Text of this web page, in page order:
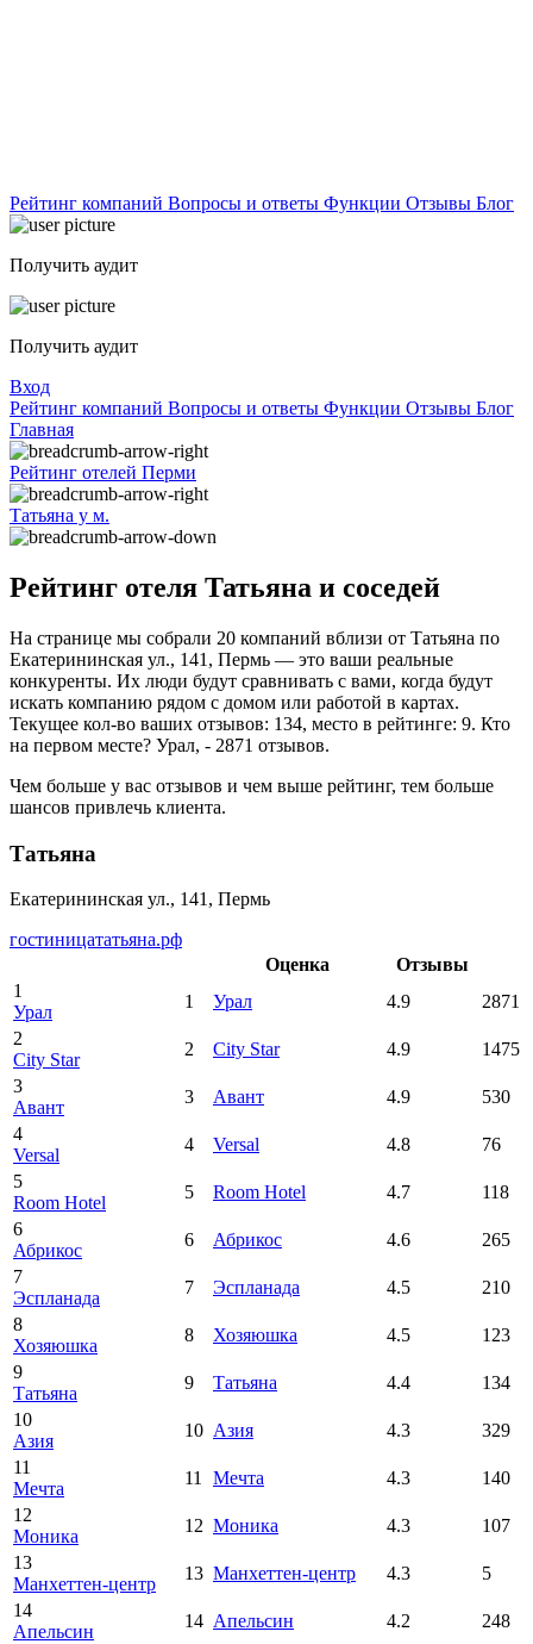
Рейтинг компаний Вопросы и ответы Функции Отзывы Блог
Получить аудит
Получить аудит
Вход
Рейтинг компаний Вопросы и ответы Функции Отзывы Блог
Главная
Рейтинг отелей Перми
Татьяна у м.
Рейтинг отеля Татьяна и соседей
На странице мы собрали 20 компаний вблизи от Татьяна по
Екатерининская ул., 141, Пермь — это ваши реальные
конкуренты. Их люди будут сравнивать с вами, когда будут
искать компанию рядом с домом или работой в картах.
Текущее кол-во ваших отзывов: 134, место в рейтинге: 9. Кто
на первом месте? Урал, - 2871 отзывов.
Чем больше у вас отзывов и чем выше рейтинг, тем больше
шансов привлечь клиента.
Татьяна
Екатерининская ул., 141, Пермь
гостиницататьяна.рф
Оценка
Отзывы
1
Урал
1 Урал 4.9
2871
2
City Star
2 City Star 4.9
1475
3
Авант
3 Авант 4.9
530
4
Versal
4 Versal 4.8
76
5
Room Hotel
5 Room Hotel 4.7
118
6
Абрикос
6 Абрикос 4.6
265
7
Эспланада
7 Эспланада 4.5
210
8
Хозяюшка
8 Хозяюшка 4.5
123
9
Татьяна
9 Татьяна 4.4
134
10
Азия
10 Азия 4.3
329
11
Мечта
11 Мечта 4.3
140
12
Моника
12 Моника 4.3
107
13
Манхеттен-центр
13 Манхеттен-центр 4.3
5
14
Апельсин
14 Апельсин 4.2
248